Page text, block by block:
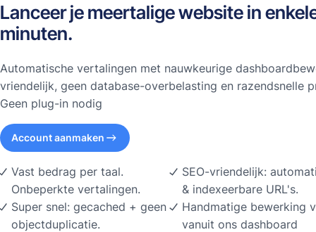
Lanceer je meertalige website in
minuten.
Automatische vertalingen met nauwkeurige
vriendelijk, geen database-overbelasting en razendsnelle
Geen plug-in nodig
Account aanmaken
Vast bedrag per taal.
Onbeperkte vertalingen.
Super snel: gecached + geen
objectduplicatie.
SEO-vriendelijk:
& indexeerbare URL's.
Handmatige bewerking
vanuit ons dashboard